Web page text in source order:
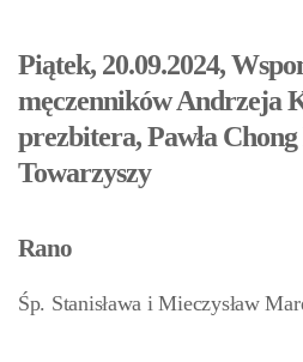
Piątek, 20.09.2024,
męczenników Andrzeja
prezbitera, Pawła
Towarzyszy
Rano
Śp. Stanisława i Mieczysław